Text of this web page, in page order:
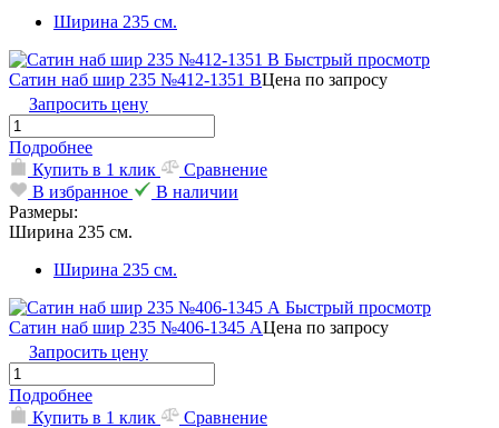
Ширина 235 см.
Быстрый просмотр
Сатин наб шир 235 №412-1351 ВЦена по запросу
Запросить цену
Подробнее
Купить в 1 клик
Сравнение
В избранное
В наличии
Размеры:
Ширина 235 см.
Ширина 235 см.
Быстрый просмотр
Сатин наб шир 235 №406-1345 АЦена по запросу
Запросить цену
Подробнее
Купить в 1 клик
Сравнение